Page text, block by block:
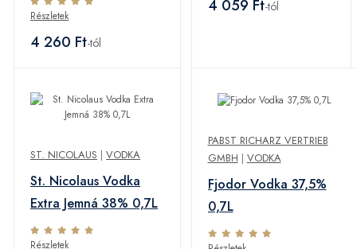
Részletek
4 260 Ft-tól
4 059 Ft-tól
ST. NICOLAUS | VODKA
St. Nicolaus Vodka
Extra Jemná 38% 0,7L
Részletek
PABST RICHARZ VERTRIEB
GMBH | VODKA
Fjodor Vodka 37,5%
0,7L